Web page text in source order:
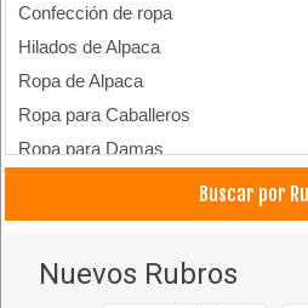
Confección de ropa
Hilados de Alpaca
Ropa de Alpaca
Ropa para Caballeros
Ropa para Damas
Buscar por
Nuevos Rubros